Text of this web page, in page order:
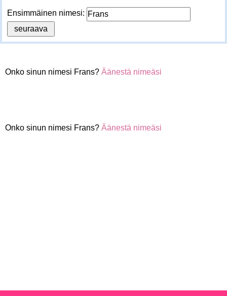
Ensimmäinen nimesi:
Onko sinun nimesi Frans? Äänestä nimeäsi
Onko sinun nimesi Frans? Äänestä nimeäsi